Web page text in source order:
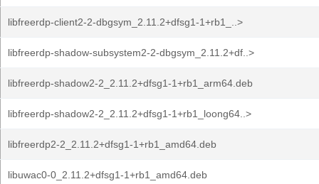
libfreerdp-client2-2-dbgsym_2.11.2+dfsg1-1+rb1_..>
libfreerdp-shadow-subsystem2-2-dbgsym_2.11.2+df..>
libfreerdp-shadow2-2_2.11.2+dfsg1-1+rb1_arm64.deb
libfreerdp-shadow2-2_2.11.2+dfsg1-1+rb1_loong64..>
libfreerdp2-2_2.11.2+dfsg1-1+rb1_amd64.deb
libuwac0-0_2.11.2+dfsg1-1+rb1_amd64.deb